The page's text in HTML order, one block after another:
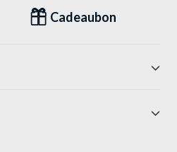
Cadeaubon